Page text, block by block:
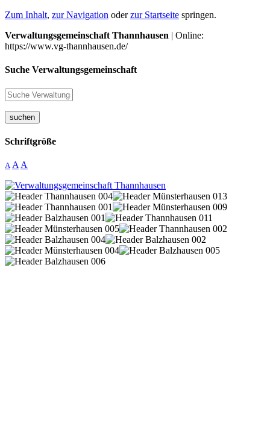
Zum Inhalt, zur Navigation oderzur Startseite springen.
Verwaltungsgemeinschaft Thannhausen | Online:
https://www.vg-thannhausen.de/
Suche Verwaltungsgemeinschaft
suchen
Schriftgröße
A A A